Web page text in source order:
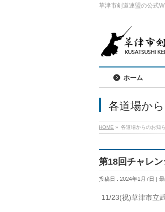
草津市剣道連盟の公式
ホーム
各道場か
HOME » 各道場からのお知
第18回チャレ
投稿日 : 2024年1月7日
11/23(祝)草津市立